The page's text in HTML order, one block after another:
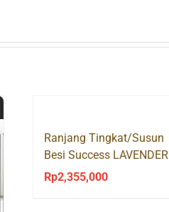
Ranjang Tingkat/Susun
Besi Success LAVENDER
Rp2,355,000